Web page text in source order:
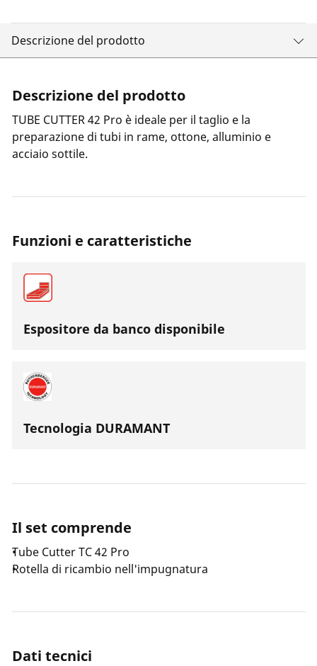
Descrizione del prodotto
Descrizione del prodotto
TUBE CUTTER 42 Pro è ideale per il taglio e la
preparazione di tubi in rame, ottone, alluminio e
acciaio sottile.
Funzioni e caratteristiche
Espositore da banco disponibile
Tecnologia DURAMANT
Il set comprende
Tube Cutter TC 42 Pro
Rotella di ricambio nell'impugnatura
Dati tecnici